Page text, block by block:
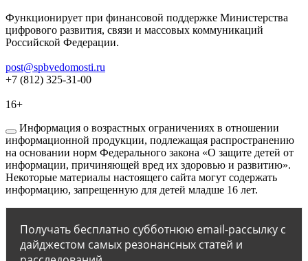
Функционирует при финансовой поддержке Министерства
цифрового развития, связи и массовых коммуникаций
Российской Федерации.
post@spbvedomosti.ru
+7 (812) 325-31-00
16+
Информация о возрастных ограничениях в отношении
информационной продукции, подлежащая распространению
на основании норм Федерального закона «О защите детей от
информации, причиняющей вред их здоровью и развитию».
Некоторые материалы настоящего сайта могут содержать
информацию, запрещенную для детей младше 16 лет.
Получать бесплатно субботнюю email-рассылку с
дайджестом самых резонансных статей и